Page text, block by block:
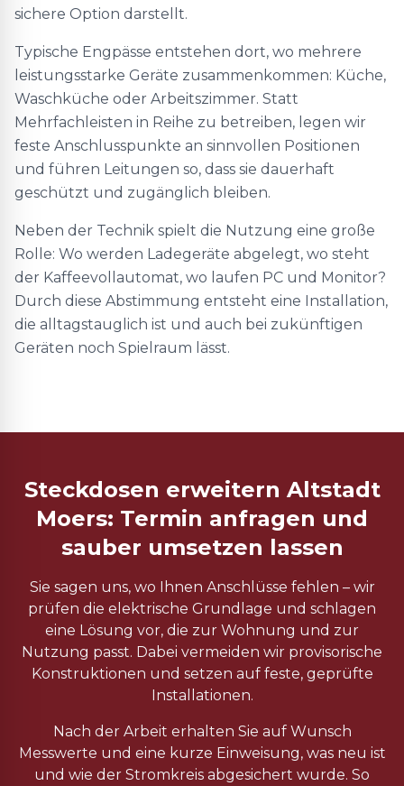
sichere Option darstellt.
Typische Engpässe entstehen dort, wo mehrere
leistungsstarke Geräte zusammenkommen: Küche,
Waschküche oder Arbeitszimmer. Statt
Mehrfachleisten in Reihe zu betreiben, legen wir
feste Anschlusspunkte an sinnvollen Positionen
und führen Leitungen so, dass sie dauerhaft
geschützt und zugänglich bleiben.
Neben der Technik spielt die Nutzung eine große
Rolle: Wo werden Ladegeräte abgelegt, wo steht
der Kaffeevollautomat, wo laufen PC und Monitor?
Durch diese Abstimmung entsteht eine Installation,
die alltagstauglich ist und auch bei zukünftigen
Geräten noch Spielraum lässt.
Steckdosen erweitern Altstadt
Moers: Termin anfragen und
sauber umsetzen lassen
Sie sagen uns, wo Ihnen Anschlüsse fehlen – wir
prüfen die elektrische Grundlage und schlagen
eine Lösung vor, die zur Wohnung und zur
Nutzung passt. Dabei vermeiden wir provisorische
Konstruktionen und setzen auf feste, geprüfte
Installationen.
Nach der Arbeit erhalten Sie auf Wunsch
Messwerte und eine kurze Einweisung, was neu ist
und wie der Stromkreis abgesichert wurde. So